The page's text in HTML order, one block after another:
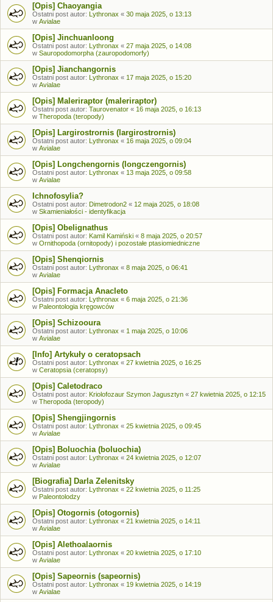
[Opis] Chaoyangia
Ostatni post autor: Lythronax « 30 maja 2025, o 13:13
w Avialae
[Opis] Jinchuanloong
Ostatni post autor: Lythronax « 27 maja 2025, o 14:08
w Sauropodomorpha (zauropodomorfy)
[Opis] Jianchangornis
Ostatni post autor: Lythronax « 17 maja 2025, o 15:20
w Avialae
[Opis] Maleriraptor (maleriraptor)
Ostatni post autor: Taurovenator « 16 maja 2025, o 16:13
w Theropoda (teropody)
[Opis] Largirostrornis (largirostrornis)
Ostatni post autor: Lythronax « 16 maja 2025, o 09:04
w Avialae
[Opis] Longchengornis (longczengornis)
Ostatni post autor: Lythronax « 13 maja 2025, o 09:58
w Avialae
Ichnofosylia?
Ostatni post autor: Dimetrodon2 « 12 maja 2025, o 18:08
w Skamieniałości - identyfikacja
[Opis] Obelignathus
Ostatni post autor: Kamil Kamiński « 8 maja 2025, o 20:57
w Ornithopoda (ornitopody) i pozostałe ptasiomiedniczne
[Opis] Shenqiornis
Ostatni post autor: Lythronax « 8 maja 2025, o 06:41
w Avialae
[Opis] Formacja Anacleto
Ostatni post autor: Lythronax « 6 maja 2025, o 21:36
w Paleontologia kręgowców
[Opis] Schizooura
Ostatni post autor: Lythronax « 1 maja 2025, o 10:06
w Avialae
[Info] Artykuły o ceratopsach
Ostatni post autor: Lythronax « 27 kwietnia 2025, o 16:25
w Ceratopsia (ceratopsy)
[Opis] Caletodraco
Ostatni post autor: Kriolofozaur Szymon Jagusztyn « 27 kwietnia 2025, o 12:15
w Theropoda (teropody)
[Opis] Shengjingornis
Ostatni post autor: Lythronax « 25 kwietnia 2025, o 09:45
w Avialae
[Opis] Boluochia (boluochia)
Ostatni post autor: Lythronax « 24 kwietnia 2025, o 12:07
w Avialae
[Biografia] Darla Zelenitsky
Ostatni post autor: Lythronax « 22 kwietnia 2025, o 11:25
w Paleontolodzy
[Opis] Otogornis (otogornis)
Ostatni post autor: Lythronax « 21 kwietnia 2025, o 14:11
w Avialae
[Opis] Alethoalaornis
Ostatni post autor: Lythronax « 20 kwietnia 2025, o 17:10
w Avialae
[Opis] Sapeornis (sapeornis)
Ostatni post autor: Lythronax « 19 kwietnia 2025, o 14:19
w Avialae